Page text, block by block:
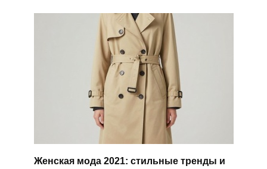
Женская мода 2021: стильные тренды и